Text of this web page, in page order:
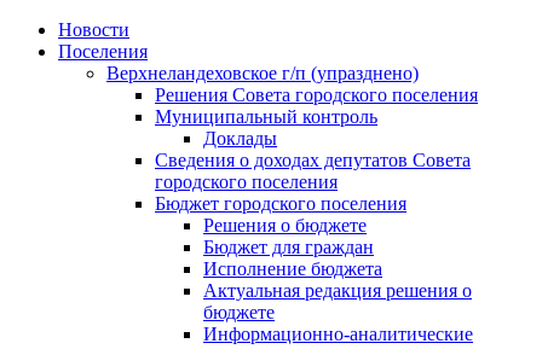
Skip
Новости
Поселения
Верхнеландеховское г/п (упразднено)
Решения Совета городского поселения
Муниципальный контроль
Доклады
Сведения о доходах депутатов Совета
городского поселения
Бюджет городского поселения
Решения о бюджете
Бюджет для граждан
Исполнение бюджета
Актуальная редакция решения о
бюджете
Информационно-аналитические